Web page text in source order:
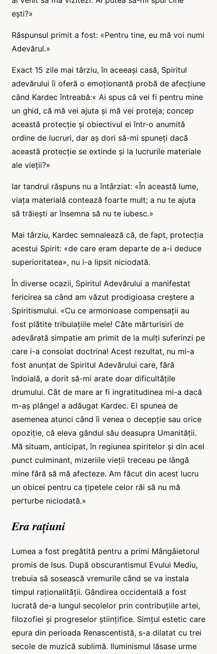
ești?»
Răspunsul primit a fost: «Pentru tine, eu mă voi numi
Adevărul.»
Exact 15 zile mai târziu, în aceeași casă, Spiritul
adevărului îi oferă o emoționantă probă de afecțiune
când Kardec întreabă:« Ai spus că vei fi pentru mine
un ghid, că mă vei ajuta și mă vei proteja; concep
această protecție și obiectivul ei într-o anumită
ordine de lucruri, dar aș dori să-mi spuneți dacă
această protecție se extinde și la lucrurile materiale
ale vieții?»
Iar tandrul răspuns nu a întârziat: «În această lume,
viața materială contează foarte mult; a nu te ajuta
să trăiești ar însemna să nu te iubesc.»
Mai târziu, Kardec semnalează că, de fapt, protecția
acestui Spirit: «de care eram departe de a-i deduce
superioritatea», nu i-a lipsit niciodată.
În diverse ocazii, Spiritul Adevărului a manifestat
fericirea sa când am văzut prodigioasa creștere a
Spiritismului. «Cu ce armonioase compensații au
fost plătite tribulațiile mele! Câte mărturisiri de
adevărată simpatie am primit de la mulți suferinzi pe
care i-a consolat doctrina! Acest rezultat, nu mi-a
fost anunțat de Spiritul Adevărului care, fără
îndoială, a dorit să-mi arate doar dificultățile
drumului. Cât de mare ar fi ingratitudinea mi-a dacă
m-aș plânge! a adăugat Kardec. El spunea de
asemenea atunci când îi venea o decepție sau orice
opoziție, că eleva gândul său deasupra Umanității.
Mă situam, anticipat, în regiunea spiritelor și din acel
punct culminant, mizeriile vieții treceau pe lângă
mine fără să mă afecteze. Am făcut din acest lucru
un obicei pentru ca țipetele celor răi să nu mă
perturbe niciodată.»
Era rațiuni
Lumea a fost pregătită pentru a primi Mângâietorul
promis de Isus. După obscurantismul Evului Mediu,
trebuia să sosească vremurile când se va instala
timpul raționalității. Gândirea occidentală a fost
lucrată de-a lungul secolelor prin contribuțiile artei,
filozofiei și progreselor științifice. Simțul estetic care
epura din perioada Renascentistă, s-a dilatat cu trei
secole de muzică sublimă. Iluminismul lăsase urme